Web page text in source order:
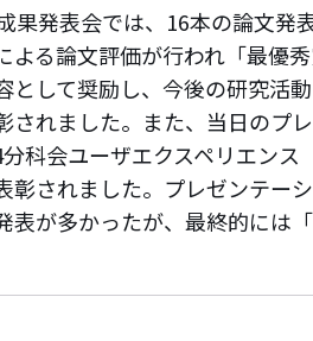
果発表会では、16本の論文発
よる論文評価が行われ「最優
として奨励し、今後の研究活
されました。また、当日のプ
科会ユーザエクスペリエン
彰されました。プレゼンテー
表が多かったが、最終的には